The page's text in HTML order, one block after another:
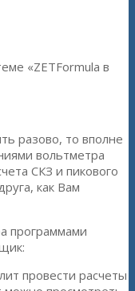
«ZETFormula в
разово, то вполне
вольтметра
СКЗ и пикового
как Вам
программами
провести расчеты